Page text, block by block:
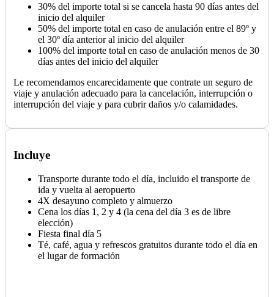
30% del importe total si se cancela hasta 90 días antes del
inicio del alquiler
50% del importe total en caso de anulación entre el 89º y
el 30º día anterior al inicio del alquiler
100% del importe total en caso de anulación menos de 30
días antes del inicio del alquiler
Le recomendamos encarecidamente que contrate un seguro de
viaje y anulación adecuado para la cancelación, interrupción o
interrupción del viaje y para cubrir daños y/o calamidades.
Incluye
Transporte durante todo el día, incluido el transporte de
ida y vuelta al aeropuerto
4X desayuno completo y almuerzo
Cena los días 1, 2 y 4 (la cena del día 3 es de libre
elección)
Fiesta final día 5
Té, café, agua y refrescos gratuitos durante todo el día en
el lugar de formación